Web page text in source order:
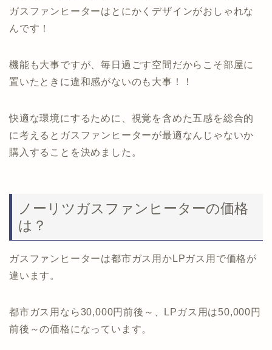
ガスファンヒーターはとにかくデザインがおしゃれな
んです！
機能も大事ですが、毎日過ごす空間だからこそ部屋に
置いたときに違和感がないのも大事！！
快適な環境にするために、視覚を含めた五感を総合的
に考えるとガスファンヒーターが最適なんじゃないか
購入することを決めました。
ノーリツガスファンヒーターの価格
は？
ガスファンヒーターは都市ガス用かLPガス用で価格が
違います。
都市ガス用なら30,000円前後～、LPガス用は50,000円
前後～の価格になっています。